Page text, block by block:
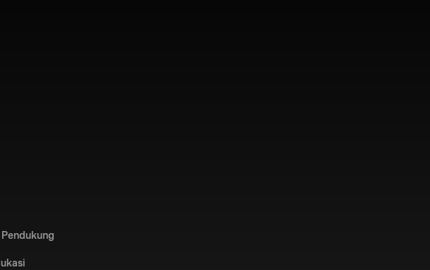
Pendukung